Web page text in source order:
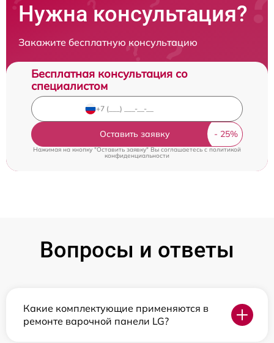
Нужна консультация?
Закажите бесплатную консультацию
Бесплатная консультация со
специалистом
Оставить заявку
Нажимая на кнопку "Оставить заявку" Вы соглашаетесь cполитикой
конфиденциальности
Вопросы и ответы
Какие комплектующие применяются в
ремонте варочной панели LG?